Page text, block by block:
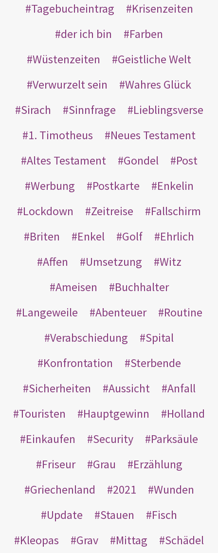
Tagebucheintrag
Krisenzeiten
der ich bin
Farben
Wüstenzeiten
Geistliche Welt
Verwurzelt sein
Wahres Glück
Sirach
Sinnfrage
Lieblingsverse
1. Timotheus
Neues Testament
Altes Testament
Gondel
Post
Werbung
Postkarte
Enkelin
Lockdown
Zeitreise
Fallschirm
Briten
Enkel Golf
Ehrlich
Affen
Umsetzung
Witz
Ameisen
Buchhalter
Langeweile
Abenteuer
Routine
Verabschiedung
Spital
Konfrontation
Sterbende
Sicherheiten
Aussicht
Anfall
Touristen
Hauptgewinn
Holland
Einkaufen
Security
Parksäule
Friseur
Grau
Erzählung
Griechenland
2021
Wunden
Update
Stauen
Fisch
Kleopas
Grav Mittag Schädel